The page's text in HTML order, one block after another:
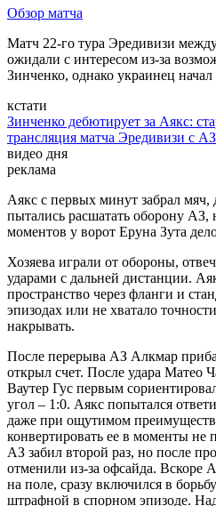
Обзор матча
Матч 22-го тура Эредивизи
ожидали с интересом из-за
Зинченко, однако украинец
кстати
Зинченко дебютирует за Аякс:
трансляция матча Эредивизи с АЗ
видео дня
реклама
Аякс с первых минут забрал мяч,
пытались расшатать оборону АЗ,
моментов у ворот Еруна Зута
Хозяева играли от обороны,
ударами с дальней дистанции.
пространство через фланги и
эпизодах или не хватало
накрывать.
После перерыва АЗ Алкмар
открыл счет. После удара Матео
Ваутер Гус первым
угол – 1:0. Аякс попытался
даже при ощутимом
конвертировать ее в моменты не
АЗ забил второй раз, но после
отменили из-за офсайда. Вскоре
на поле, сразу включился в
штрафной в спорном эпизоде.